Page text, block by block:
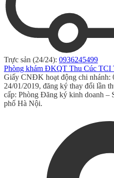
Trực sản (24/24): 0936245499
Phòng khám ĐKQT Thu Cúc TCI
Giấy CNĐK hoạt động chi nhánh:
24/01/2019, đăng ký thay đổi lần
cấp: Phòng Đăng ký kinh doanh –
phố Hà Nội.